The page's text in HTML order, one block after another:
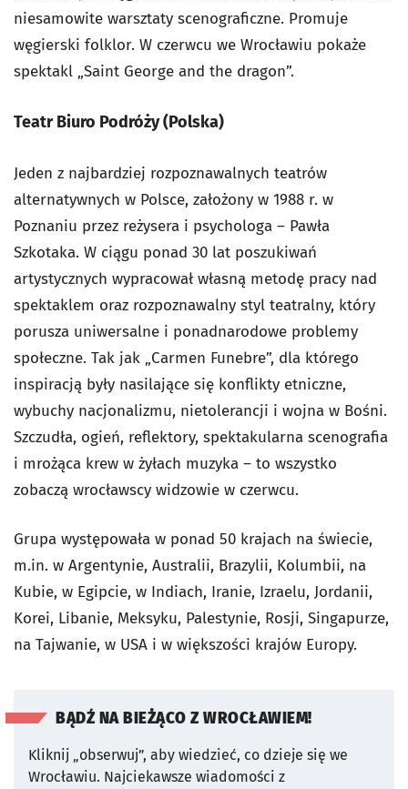
niesamowite warsztaty scenograficzne. Promuje
węgierski folklor. W czerwcu we Wrocławiu pokaże
spektakl „Saint George and the dragon”.
Teatr Biuro Podróży (Polska)
Jeden z najbardziej rozpoznawalnych teatrów
alternatywnych w Polsce, założony w 1988 r. w
Poznaniu przez reżysera i psychologa – Pawła
Szkotaka. W ciągu ponad 30 lat poszukiwań
artystycznych wypracował własną metodę pracy nad
spektaklem oraz rozpoznawalny styl teatralny, który
porusza uniwersalne i ponadnarodowe problemy
społeczne. Tak jak „Carmen Funebre”, dla którego
inspiracją były nasilające się konflikty etniczne,
wybuchy nacjonalizmu, nietolerancji i wojna w Bośni.
Szczudła, ogień, reflektory, spektakularna scenografia
i mrożąca krew w żyłach muzyka – to wszystko
zobaczą wrocławscy widzowie w czerwcu.
Grupa występowała w ponad 50 krajach na świecie,
m.in. w Argentynie, Australii, Brazylii, Kolumbii, na
Kubie, w Egipcie, w Indiach, Iranie, Izraelu, Jordanii,
Korei, Libanie, Meksyku, Palestynie, Rosji, Singapurze,
na Tajwanie, w USA i w większości krajów Europy.
BĄDŹ NA BIEŻĄCO Z WROCŁAWIEM!
Kliknij „obserwuj”, aby wiedzieć, co dzieje się we
Wrocławiu. Najciekawsze wiadomości z